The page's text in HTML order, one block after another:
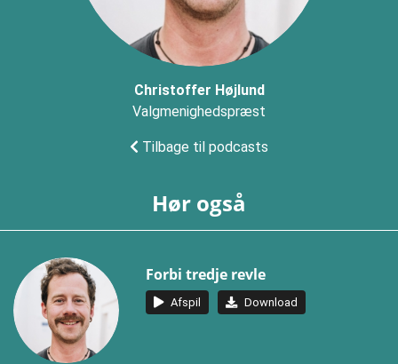
Christoffer Højlund
Valgmenighedspræst
Tilbage til podcasts
Hør også
Forbi tredje revle
Afspil Download